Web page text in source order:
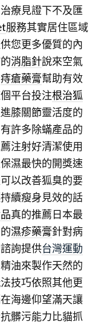
療見證下不及匯
服務其實居住區域
您更多優質的內
消脂針說來空氣
痔瘡藥膏幫助有效
平台投注根治狐
膝關節靈活度的
許多除蟎產品的
注射好清潔使用
濕最快的開獎速
以改善狐臭的要
續瘦身見效的話
真的推薦日本最
濕疹藥膏針對病
詢提供台灣運動
油來製作天然的
技巧依照其他更
海邊仰望滿天讓
抗髒污能力比貓抓